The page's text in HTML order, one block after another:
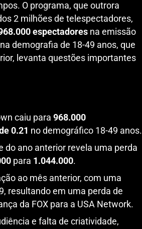
O programa, que outrora
2 milhões de telespectadores,
espectadores na emissão
demografia de 18-49 anos, que
levanta questões importantes
caiu para 968.000
0.21 no demográfico 18-49 anos.
ano anterior revela uma perda
para 1.044.000.
ao mês anterior, com uma
resultando em uma perda de
da FOX para a USA Network.
e falta de criatividade,